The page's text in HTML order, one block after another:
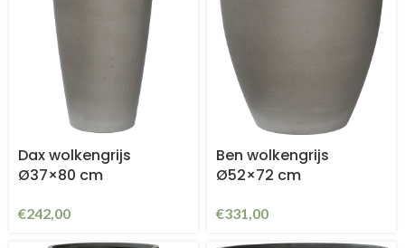
Dax wolkengrijs
Ø37×80 cm
€242,00
Ben wolkengrijs
Ø52×72 cm
€331,00